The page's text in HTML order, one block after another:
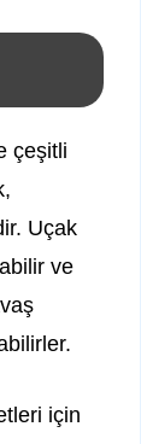
çeşitli
Uçak
ve
için